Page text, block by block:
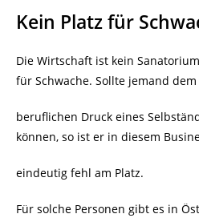
Kein Platz für
Die Wirtschaft ist kein
für Schwache. Sollte jemand dem
beruflichen Druck eines
können, so ist er in diesem
eindeutig fehl am Platz.
Für solche Personen gibt es in